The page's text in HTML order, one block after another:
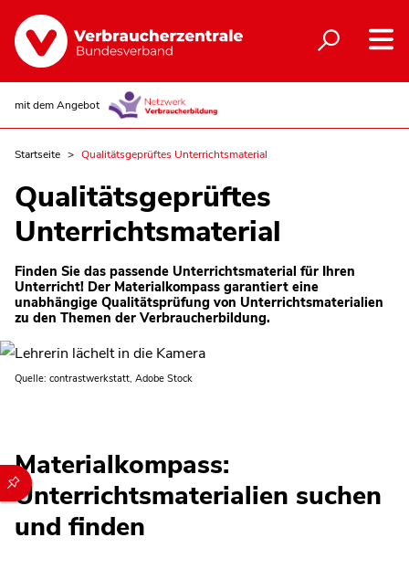
mit dem Angebot
Durch die folgenden Buttons können Sie direkt auf einen
Startseite Qualitätsgeprüftes Unterrichtsmaterial
Qualitätsgeprüftes
Unterrichtsmaterial
Finden Sie das passende Unterrichtsmaterial für Ihren
Unterricht! Der Materialkompass garantiert eine
unabhängige Qualitätsprüfung von Unterrichtsmaterialien
zu den Themen der Verbraucherbildung.
Quelle: contrastwerkstatt, Adobe Stock
Materialkompass:
Unterrichtsmaterialien suchen
und finden